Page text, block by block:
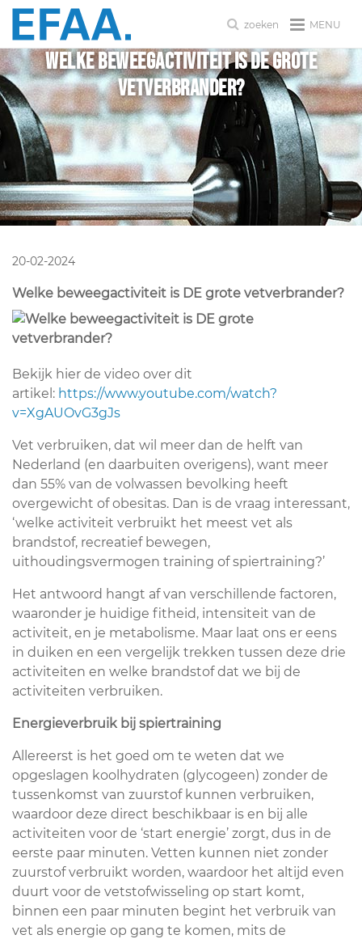
MENU
zoeken
Welke beweegactiviteit is DE grote
vetverbrander?
20-02-2024
Welke beweegactiviteit is DE grote vetverbrander?
Bekijk hier de video over dit
artikel: https://www.youtube.com/watch?
v=XgAUOvG3gJs
Vet verbruiken, dat wil meer dan de helft van
Nederland (en daarbuiten overigens), want meer
dan 55% van de volwassen bevolking heeft
overgewicht of obesitas. Dan is de vraag interessant,
‘welke activiteit verbruikt het meest vet als
brandstof, recreatief bewegen,
uithoudingsvermogen training of spiertraining?’
Het antwoord hangt af van verschillende factoren,
waaronder je huidige fitheid, intensiteit van de
activiteit, en je metabolisme. Maar laat ons er eens
in duiken en een vergelijk trekken tussen deze drie
activiteiten en welke brandstof dat we bij de
activiteiten verbruiken.
Energieverbruik bij spiertraining
Allereerst is het goed om te weten dat we
opgeslagen koolhydraten (glycogeen) zonder de
tussenkomst van zuurstof kunnen verbruiken,
waardoor deze direct beschikbaar is en bij alle
activiteiten voor de ‘start energie’ zorgt, dus in de
eerste paar minuten. Vetten kunnen niet zonder
zuurstof verbruikt worden, waardoor het altijd even
duurt voor de vetstofwisseling op start komt,
binnen een paar minuten begint het verbruik van
vet als energie op gang te komen, mits de